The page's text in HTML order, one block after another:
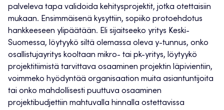
palveleva tapa validoida kehitysprojektit, jotka otettaisiin
mukaan. Ensimmäisenä kysyttiin, sopiiko protoehdotus
hankkeeseen ylipäätään. Eli sijaitseeko yritys Keski-
Suomessa, löytyykö siltä olemassa oleva y-tunnus, onko
osallistujayritys kooltaan mikro- tai pk-yritys, löytyykö
projektitiimistä tarvittava osaaminen projektin läpivientiin,
voimmeko hyödyntää organisaation muita asiantuntijoita
tai onko mahdollisesti puuttuva osaaminen
projektibudjettiin mahtuvalla hinnalla ostettavissa